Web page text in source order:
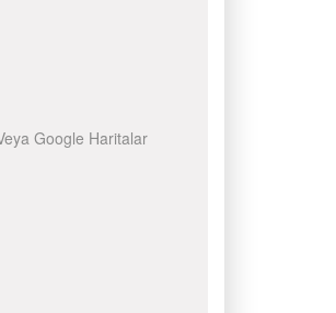
Google Haritalar